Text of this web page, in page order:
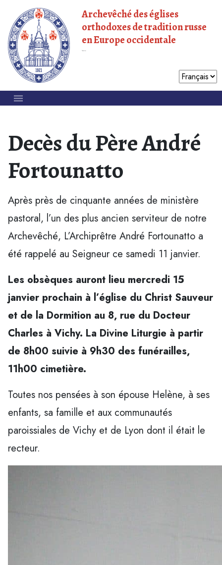
Archevêché des églises
orthodoxes de tradition russe
en Europe occidentale
Decès du Père André
Fortounatto
Après près de cinquante années de ministère
pastoral, l’un des plus ancien serviteur de notre
Archevêché, L’Archiprêtre André Fortounatto a
été rappelé au Seigneur ce samedi 11 janvier.
Les obsèques auront lieu mercredi 15
janvier prochain à l’église du Christ Sauveur
et de la Dormition au 8, rue du Docteur
Charles à Vichy. La Divine Liturgie à partir
de 8h00 suivie à 9h30 des funérailles,
11h00 cimetière.
Toutes nos pensées à son épouse Helène, à ses
enfants, sa famille et aux communautés
paroissiales de Vichy et de Lyon dont il était le
recteur.